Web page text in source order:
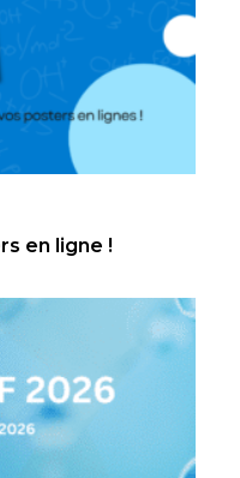
en ligne !